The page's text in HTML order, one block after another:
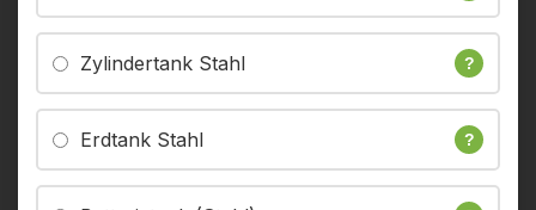
Zylindertank Stahl ?
Erdtank Stahl ?